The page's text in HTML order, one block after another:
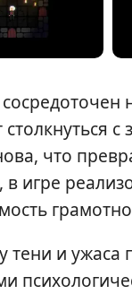
столкнуться
что
в игре
тени и ужаса